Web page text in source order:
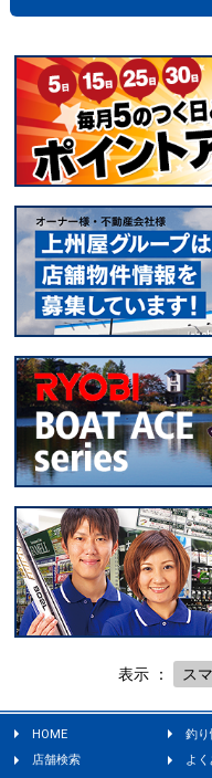
表示 ： ス
HOME 釣り
店舗検索
よ